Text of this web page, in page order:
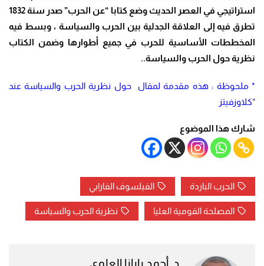
استراتيجي في العصر الحديث وضع كتابا “عن الحرب” صدر سنة 1832
تطرق فيه إلى العلاقة الجدلية بين الحرب والسياسة ، وبسط فيه
المخططات الأساسية للحرب في جميع أطوارها وضمن الكتاب
نظرية حول الحرب والسياسة..
* ملحوظة : هذه مقدمة لمقال حول نظرية الحرب والسياسة عند
“كلاوزفيتز
شارك هذا الموضوع
الحرب الباردة الفيلسوف الفارابي
المصلحة القومية العليا نظرية الحرب والسياسة
د. أحمد بابانا العلوي